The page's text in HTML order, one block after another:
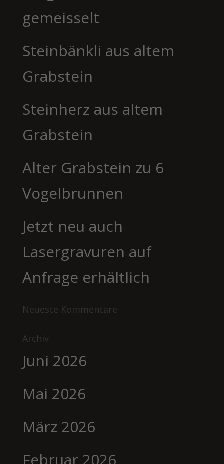
gemeisselt
Steinbänkli aus altem
Grabstein
Steinherz aus altem
Grabstein
Alter Grabstein zu 6
Vogelbrunnen
Jetzt neu auch
Lasergravuren auf
Anfrage erhältlich
Neueste Kommentare
Archiv
Juni 2026
Mai 2026
März 2026
Februar 2026